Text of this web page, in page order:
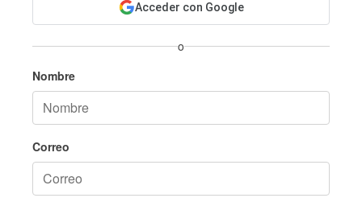
Acceder con Google
o
Nombre
Correo